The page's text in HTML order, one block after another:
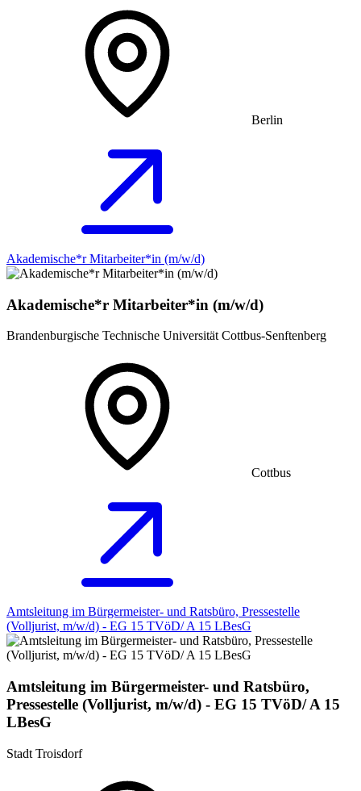
Berlin
Akademische*r Mitarbeiter*in (m/w/d)
Akademische*r Mitarbeiter*in (m/w/d)
Brandenburgische Technische Universität Cottbus-Senftenberg
Cottbus
Amtsleitung im Bürgermeister- und Ratsbüro, Pressestelle
(Volljurist, m/w/d) - EG 15 TVöD/ A 15 LBesG
Amtsleitung im Bürgermeister- und Ratsbüro,
Pressestelle (Volljurist, m/w/d) - EG 15 TVöD/ A 15
LBesG
Stadt Troisdorf